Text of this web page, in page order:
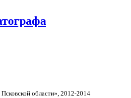
области», 2012-2014